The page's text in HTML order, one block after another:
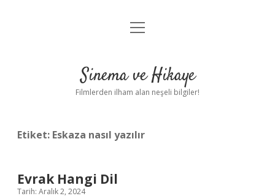
Gizlilik Politikası
Yasal Uyarı
menüyü
Sinema ve Hikaye
Filmlerden ilham alan neşeli bilgiler!
Etiket: Eskaza nasıl yazılır
Evrak Hangi Dil
Tarih: Aralık 2, 2024